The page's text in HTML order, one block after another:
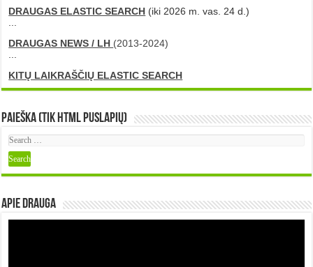
DRAUGAS ELASTIC SEARCH (iki 2026 m. vas. 24 d.)
DRAUGAS NEWS / LH (2013-2024)
KITŲ LAIKRAŠČIŲ ELASTIC SEARCH
Paieška (tik HTML puslapių)
Apie DRAUGA